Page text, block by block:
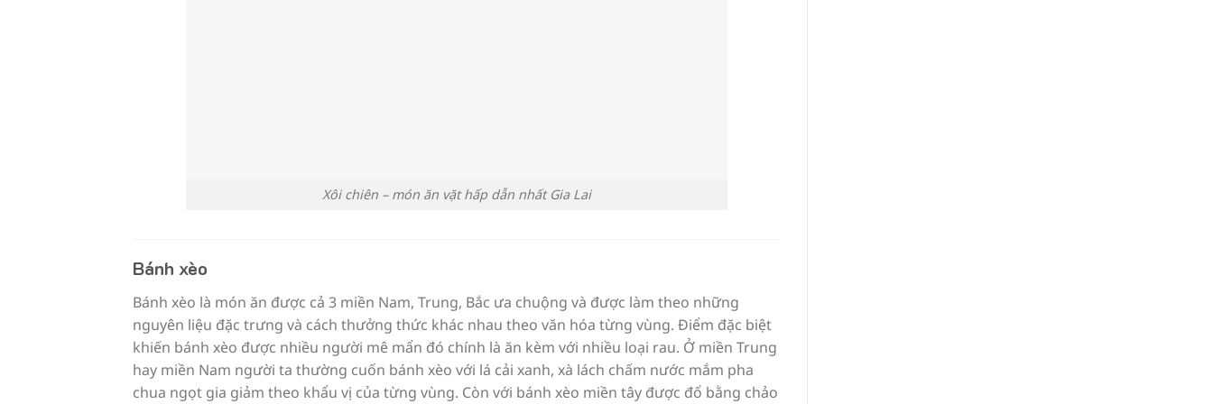
Xôi chiên – món ăn vặt hấp dẫn nhất Gia Lai
Bánh xèo
Bánh xèo là món ăn được cả 3 miền Nam, Trung, Bắc ưa chuộng và được làm theo những
nguyên liệu đặc trưng và cách thưởng thức khác nhau theo văn hóa từng vùng. Điểm đặc biệt
khiến bánh xèo được nhiều người mê mẩn đó chính là ăn kèm với nhiều loại rau. Ở miền Trung
hay miền Nam người ta thường cuốn bánh xèo với lá cải xanh, xà lách chấm nước mắm pha
chua ngọt gia giảm theo khẩu vị của từng vùng. Còn với bánh xèo miền tây được đổ bằng chảo